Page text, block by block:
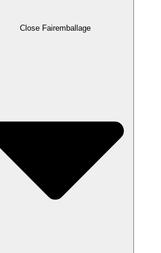
Close Fairemballage